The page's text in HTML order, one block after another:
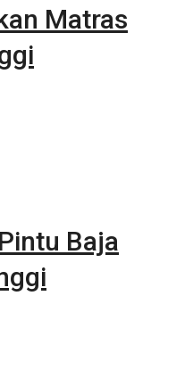
Matras
Baja